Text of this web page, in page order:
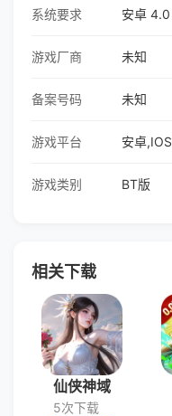
系统要求 安卓 4.0
游戏厂商 未知
备案号码 未知
游戏平台 安卓,IOS
游戏类别 BT版
相关下载
仙侠神域
5次下载